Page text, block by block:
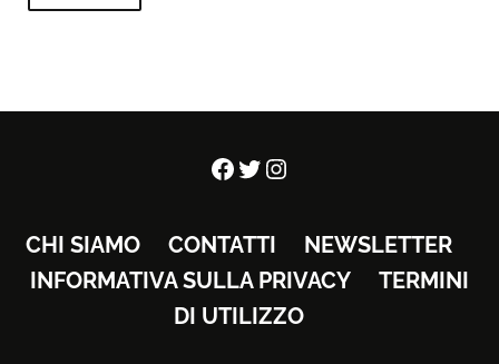
Facebook
Twitter
Instagram
CHI SIAMO CONTATTI
NEWSLETTER
INFORMATIVA SULLA PRIVACY
TERMINI
DI UTILIZZO